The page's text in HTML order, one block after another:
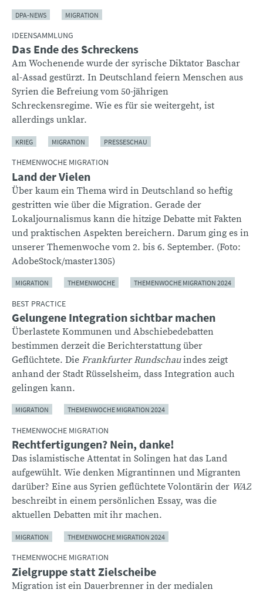
DPA-NEWS MIGRATION
IDEENSAMMLUNG
Das Ende des Schreckens
Am Wochenende wurde der syrische Diktator Baschar
al-Assad gestürzt. In Deutschland feiern Menschen aus
Syrien die Befreiung vom 50-jährigen
Schreckensregime. Wie es für sie weitergeht, ist
allerdings unklar.
KRIEG MIGRATION PRESSESCHAU
THEMENWOCHE MIGRATION
Land der Vielen
Über kaum ein Thema wird in Deutschland so heftig
gestritten wie über die Migration. Gerade der
Lokaljournalismus kann die hitzige Debatte mit Fakten
und praktischen Aspekten bereichern. Darum ging es in
unserer Themenwoche vom 2. bis 6. September. (Foto:
AdobeStock/master1305)
MIGRATION THEMENWOCHE THEMENWOCHE MIGRATION 2024
BEST PRACTICE
Gelungene Integration sichtbar machen
Überlastete Kommunen und Abschiebedebatten
bestimmen derzeit die Berichterstattung über
Geflüchtete. Die Frankfurter Rundschauindes zeigt
anhand der Stadt Rüsselsheim, dass Integration auch
gelingen kann.
MIGRATION THEMENWOCHE MIGRATION 2024
THEMENWOCHE MIGRATION
Rechtfertigungen? Nein, danke!
Das islamistische Attentat in Solingen hat das Land
aufgewühlt. Wie denken Migrantinnen und Migranten
darüber? Eine aus Syrien geflüchtete Volontärin der WAZ
beschreibt in einem persönlichen Essay, was die
aktuellen Debatten mit ihr machen.
MIGRATION THEMENWOCHE MIGRATION 2024
THEMENWOCHE MIGRATION
Zielgruppe statt Zielscheibe
Migration ist ein Dauerbrenner in der medialen